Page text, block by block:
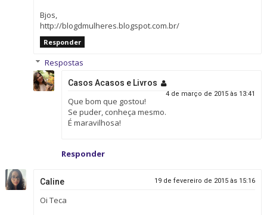
Bjos,
http://blogdmulheres.blogspot.com.br/
Responder
Respostas
Casos Acasos e Livros
4 de março de 2015 às 13:41
Que bom que gostou!
Se puder, conheça mesmo.
É maravilhosa!
Responder
Caline 19 de fevereiro de 2015 às 15:16
Oi Teca